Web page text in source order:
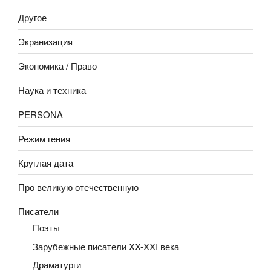
Другое
Экранизация
Экономика / Право
Наука и техника
PERSONA
Режим гения
Круглая дата
Про великую отечественную
Писатели
Поэты
Зарубежные писатели XX-XXI века
Драматурги